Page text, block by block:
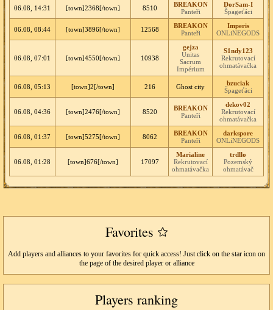
06.08, 14:31 [town]2368[/town] 8510
BREAKON
Panteři
DorSam-I
Špageťáci
06.08, 08:44 [town]3896[/town] 12568
BREAKON
Panteři
Imperis
ONLiNEGODS
06.08, 07:01 [town]4550[/town] 10938
gejza
Unitas
Sacrum
Impérium
S1ndy123
Rekrutovací
ohmatávačka
06.08, 05:13 [town]2[/town] 216 Ghost city
bzuciak
Špageťáci
06.08, 04:36 [town]2476[/town] 8520
BREAKON
Panteři
dekov02
Rekrutovací
ohmatávačka
06.08, 01:37 [town]5275[/town] 8062
BREAKON
Panteři
darkspore
ONLiNEGODS
06.08, 01:28 [town]676[/town] 17097
Marialine
Rekrutovací
ohmatávačka
trdllo
Pozemský
ohmatávač
Favorites
Add players and alliances to your favorites for quick access! Just click on the star icon on
the page of the desired player or alliance
Players ranking